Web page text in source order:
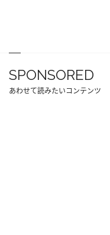
SPONSORED
あわせて読みたいコンテンツ